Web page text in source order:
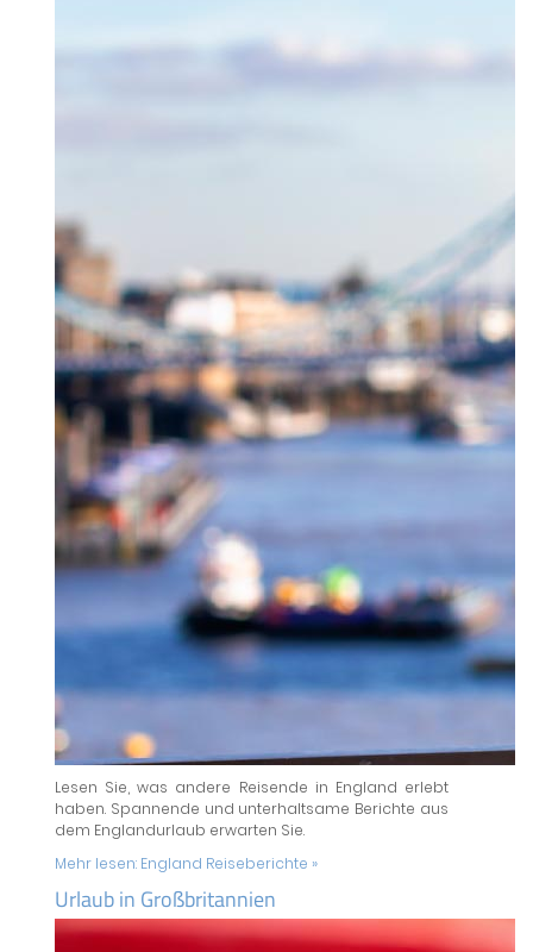
Lesen Sie, was andere Reisende in England erlebt
haben. Spannende und unterhaltsame Berichte aus
dem Englandurlaub erwarten Sie.
Mehr lesen: England Reiseberichte »
Urlaub in Großbritannien